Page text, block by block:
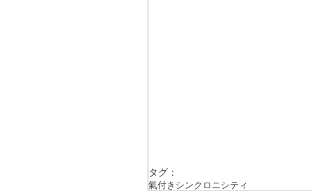
タグ：
氣付き シンクロニシティ